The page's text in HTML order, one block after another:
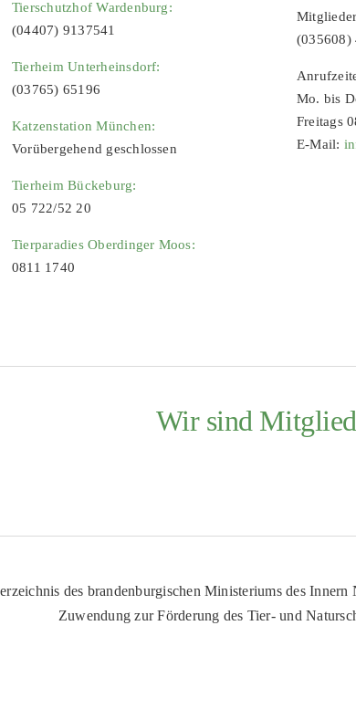
Tierschutzhof Wardenburg:
(04407) 9137541
Tierheim Unterheinsdorf:
(03765) 65196
Katzenstation München:
Vorübergehend geschlossen
Tierheim Bückeburg:
05 722/52 20
Tierparadies Oberdinger Moos:
0811 1740
(035608)
Mo. bis
Freitags
E-Mail:
Wir sind
des brandenburgischen Ministeriums des
Zuwendung zur Förderung des Tier- und